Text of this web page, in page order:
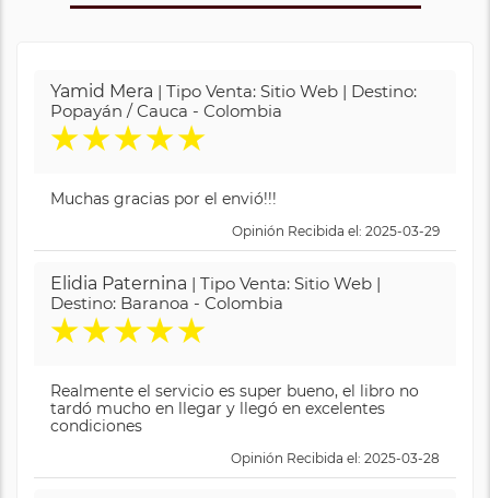
Yamid Mera | Tipo Venta: Sitio Web | Destino:
Popayán / Cauca - Colombia
★★★★★
Muchas gracias por el envió!!!
Opinión Recibida el: 2025-03-29
Elidia Paternina | Tipo Venta: Sitio Web |
Destino: Baranoa - Colombia
★★★★★
Realmente el servicio es super bueno, el libro no
tardó mucho en llegar y llegó en excelentes
condiciones
Opinión Recibida el: 2025-03-28